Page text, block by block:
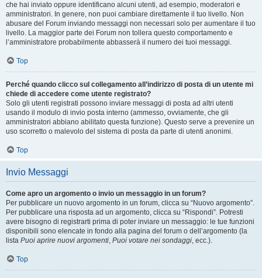
che hai inviato oppure identificano alcuni utenti, ad esempio, moderatori e
amministratori. In genere, non puoi cambiare direttamente il tuo livello. Non
abusare del Forum inviando messaggi non necessari solo per aumentare il tuo
livello. La maggior parte dei Forum non tollera questo comportamento e
l’amministratore probabilmente abbasserà il numero dei tuoi messaggi.
Top
Perché quando clicco sul collegamento all’indirizzo di posta di un utente mi
chiede di accedere come utente registrato?
Solo gli utenti registrati possono inviare messaggi di posta ad altri utenti
usando il modulo di invio posta interno (ammesso, ovviamente, che gli
amministratori abbiano abilitato questa funzione). Questo serve a prevenire un
uso scorretto o malevolo del sistema di posta da parte di utenti anonimi.
Top
Invio Messaggi
Come apro un argomento o invio un messaggio in un forum?
Per pubblicare un nuovo argomento in un forum, clicca su “Nuovo argomento”.
Per pubblicare una risposta ad un argomento, clicca su “Rispondi”. Potresti
avere bisogno di registrarti prima di poter inviare un messaggio: le tue funzioni
disponibili sono elencate in fondo alla pagina del forum o dell’argomento (la
lista Puoi aprire nuovi argomenti, Puoi votare nei sondaggi, ecc.).
Top